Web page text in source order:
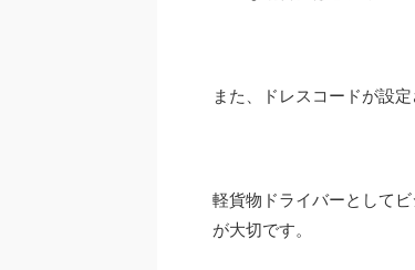
また、ドレスコードが設
軽貨物ドライバーとして
が大切です。